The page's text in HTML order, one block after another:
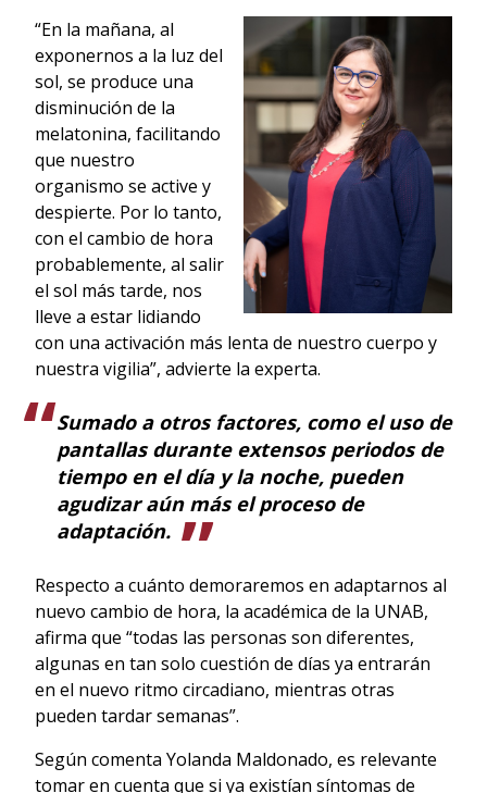
“En la mañana, al
exponernos a la luz del
sol, se produce una
disminución de la
melatonina, facilitando
que nuestro
organismo se active y
despierte. Por lo tanto,
con el cambio de hora
probablemente, al salir
el sol más tarde, nos
lleve a estar lidiando
con una activación más lenta de nuestro cuerpo y
nuestra vigilia”, advierte la experta.
Sumado a otros factores, como el uso de
pantallas durante extensos periodos de
tiempo en el día y la noche, pueden
agudizar aún más el proceso de
adaptación.
Respecto a cuánto demoraremos en adaptarnos al
nuevo cambio de hora, la académica de la UNAB,
afirma que “todas las personas son diferentes,
algunas en tan solo cuestión de días ya entrarán
en el nuevo ritmo circadiano, mientras otras
pueden tardar semanas”.
Según comenta Yolanda Maldonado, es relevante
tomar en cuenta que si ya existían síntomas de